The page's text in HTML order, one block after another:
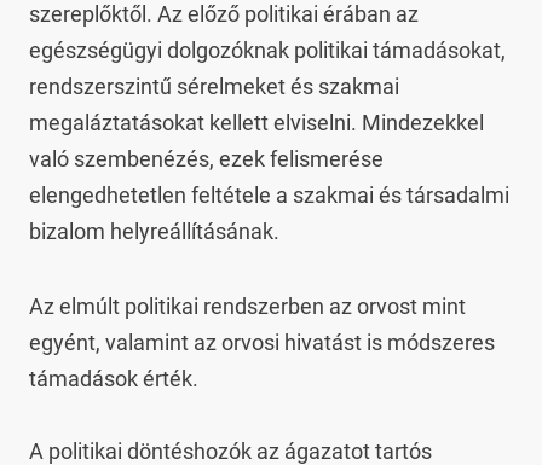
szereplőktől. Az előző politikai érában az
egészségügyi dolgozóknak politikai támadásokat,
rendszerszintű sérelmeket és szakmai
megaláztatásokat kellett elviselni. Mindezekkel
való szembenézés, ezek felismerése
elengedhetetlen feltétele a szakmai és társadalmi
bizalom helyreállításának.
Az elmúlt politikai rendszerben az orvost mint
egyént, valamint az orvosi hivatást is módszeres
támadások érték.
A politikai döntéshozók az ágazatot tartós